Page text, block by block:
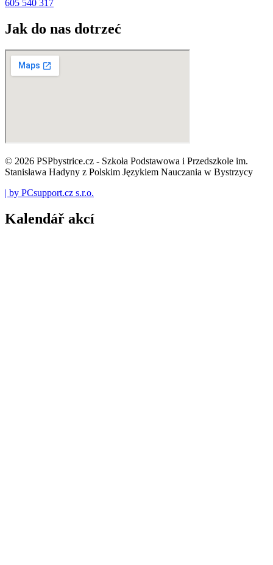
605 540 317
Jak do nas dotrzeć
© 2026 PSPbystrice.cz - Szkoła Podstawowa i Przedszkole im.
Stanisława Hadyny z Polskim Językiem Nauczania w Bystrzycy
| by PCsupport.cz s.r.o.
Kalendář akcí